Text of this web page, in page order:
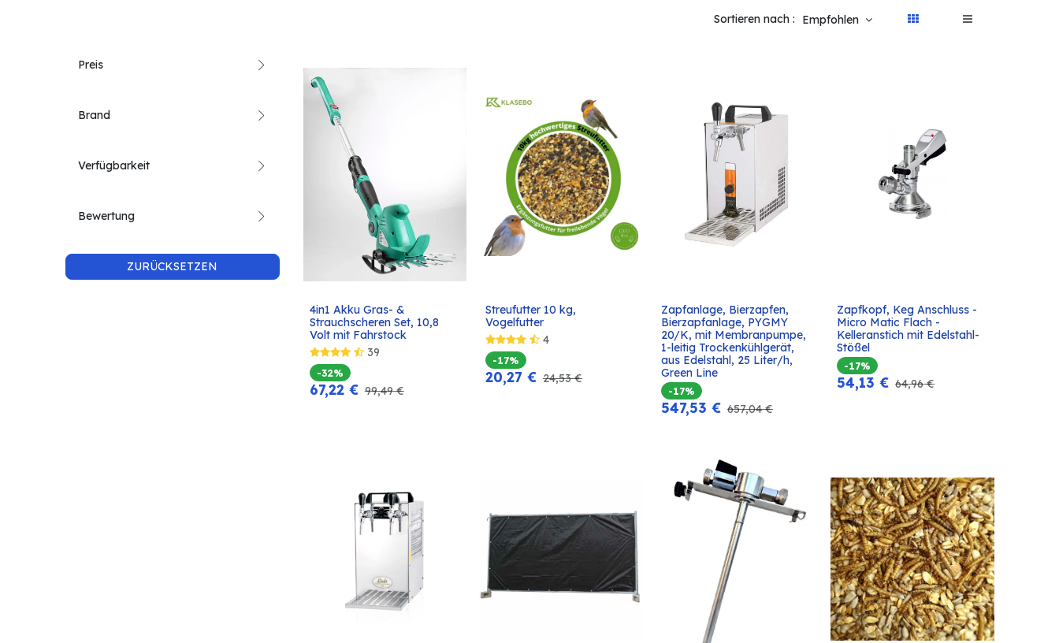
Sortieren nach : Empfohlen
Preis
Brand
Verfügbarkeit
Bewertung
ZURÜCKSETZEN
In den
Warenkorb
4in1 Akku Gras- &
Strauchscheren Set, 10,8
Volt mit Fahrstock
39
-32%
67,22€ 99,49€
In den
Warenkorb
Streufutter 10 kg,
Vogelfutter
4
-17%
20,27€ 24,53€
In den
Warenkorb
Zapfanlage, Bierzapfen,
Bierzapfanlage, PYGMY
20/K, mit Membranpumpe,
1-leitig Trockenkühlgerät,
aus Edelstahl, 25 Liter/h,
Green Line
-17%
547,53 € 657,04€
In den
Warenkorb
Zapfkopf, Keg Anschluss -
Micro Matic Flach -
Kelleranstich mit Edelstahl-
Stößel
-17%
54,13 € 64,96€